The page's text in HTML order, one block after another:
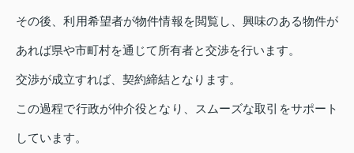
その後、利用希望者が物件情報を閲覧し、興味のある物件が
あれば県や市町村を通じて所有者と交渉を行います。
交渉が成立すれば、契約締結となります。
この過程で行政が仲介役となり、スムーズな取引をサポート
しています。